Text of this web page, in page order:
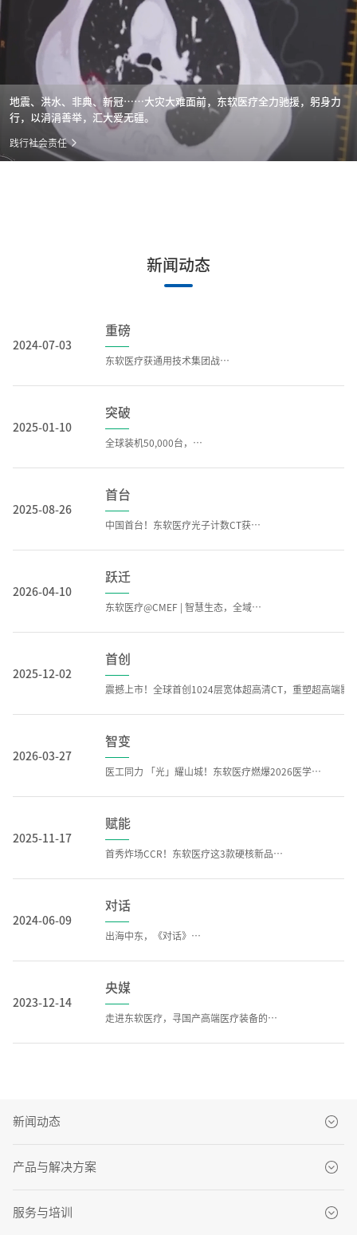
地震、洪水、非典、新冠……大灾大难面前，东软医疗全力驰援，躬身力
行，以涓涓善举，汇大爱无疆。
践行社会责任
新闻动态
2024-07-03
重磅
东软医疗获通用技术集团战略投资
2025-01-10
突破
全球装机50,000台，达成！
2025-08-26
首台
中国首台！东软医疗光子计数CT获批上市
2026-04-10
跃迁
东软医疗@CMEF | 智慧生态，全域跃迁！
2025-12-02
首创
2026-03-27
智变
医工同力 「光」耀山城！东软医疗燃爆2026医学装备大会
2025-11-17
赋能
首秀炸场CCR！东软医疗这3款硬核新品凭什么？
2024-06-09
对话
出海中东，《对话》央视！
2023-12-14
央媒
走进东软医疗，寻国产高端医疗装备的创新之路
新闻动态
品牌新闻
产品与解决方案
CT系列
服务与培训